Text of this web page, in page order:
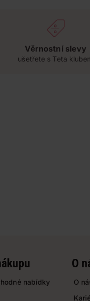
Věrnostní slevy
ušetřete s Teta
nabídky
O
O